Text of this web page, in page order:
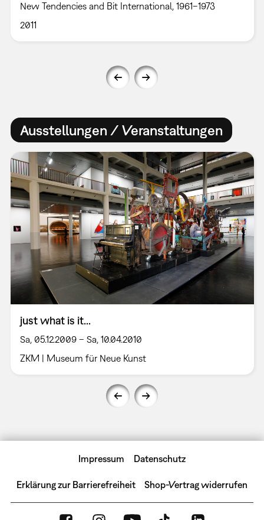
New Tendencies and Bit International, 1961–1973
2011
Ausstellungen / Veranstaltungen
just what is it...
Sa, 05.12.2009 – Sa, 10.04.2010
ZKM | Museum für Neue Kunst
Impressum Datenschutz
Erklärung zur Barrierefreiheit Shop-Vertrag widerrufen